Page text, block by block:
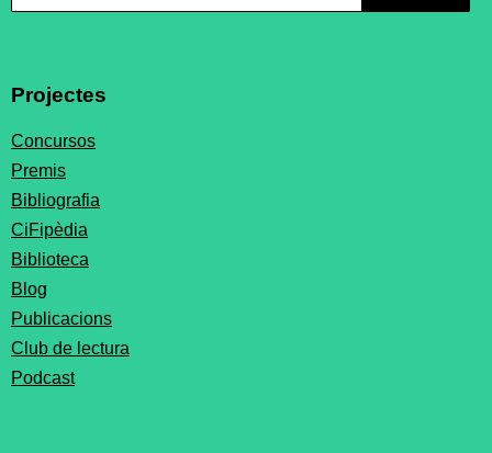
Projectes
Concursos
Premis
Bibliografia
CiFipèdia
Biblioteca
Blog
Publicacions
Club de lectura
Podcast